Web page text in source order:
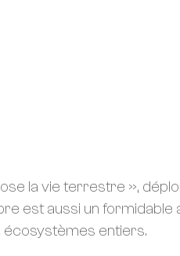
la vie terrestre »,
est aussi un formidable
écosystèmes entiers.